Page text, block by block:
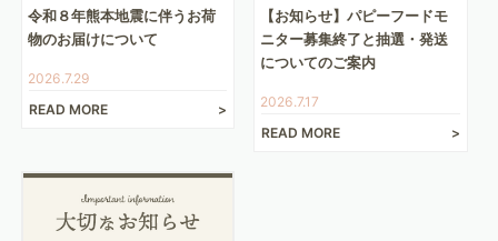
令和８年熊本地震に伴うお荷
物のお届けについて
2026.7.29
READ MORE
【お知らせ】パピーフードモ
ニター募集終了と抽選・発送
についてのご案内
2026.7.17
READ MORE